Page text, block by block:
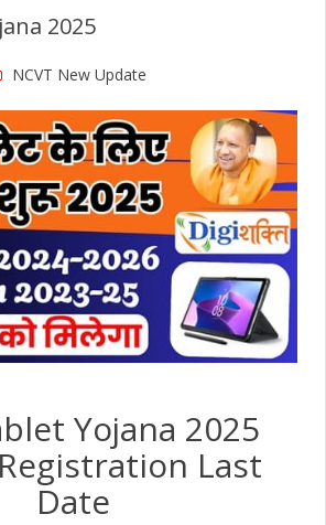
2025
NCVT New Update
Yojana 2025
Last
Date